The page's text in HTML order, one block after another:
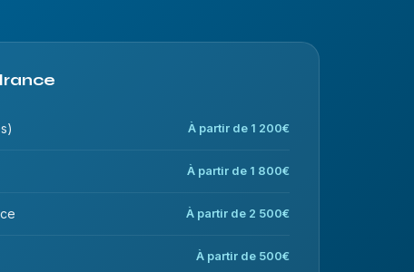
À partir de 1 200€
À partir de 1 800€
À partir de 2 500€
À partir de 500€